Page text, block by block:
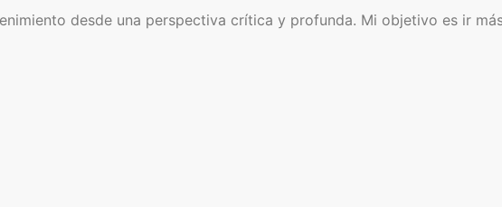
desde una perspectiva crítica y profunda. Mi objetivo es ir